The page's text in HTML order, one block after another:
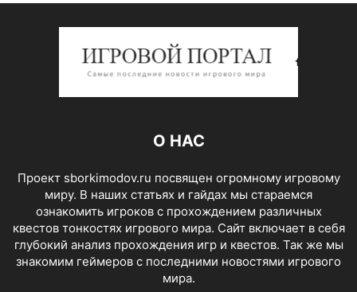
О НАС
Проект sborkimodov.ru посвящен огромному игровому
миру. В наших статьях и гайдах мы стараемся
ознакомить игроков с прохождением различных
квестов тонкостях игрового мира. Сайт включает в себя
глубокий анализ прохождения игр и квестов. Так же мы
знакомим геймеров с последними новостями игрового
мира.